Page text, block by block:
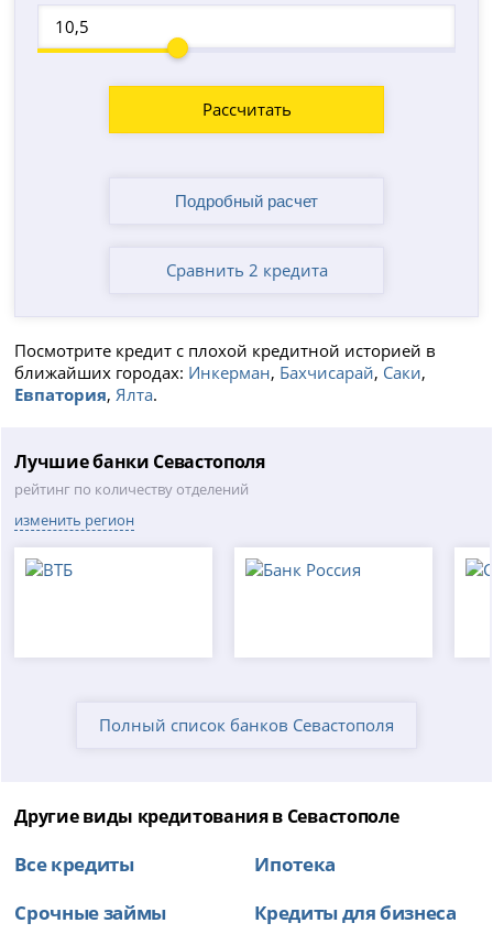
Рассчитать
Сравнить 2 кредита
Посмотрите кредит с плохой кредитной историей в
ближайших городах: Инкерман, Бахчисарай, Саки,
Евпатория, Ялта.
Лучшие банки Севастополя
рейтинг по количеству отделений
изменить регион
Полный список банков Севастополя
Другие виды кредитования в Севастополе
Все кредиты
Срочные займы
Ипотека
Кредиты для бизнеса